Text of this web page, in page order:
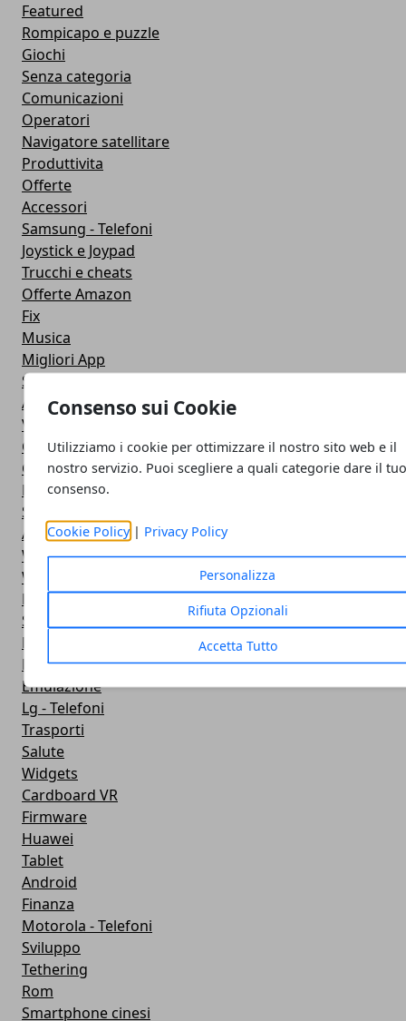
Consenso sui Cookie
Utilizziamo i cookie per ottimizzare il nostro sito web e il
nostro servizio. Puoi scegliere a quali categorie dare il
consenso.
Cookie Policy | Privacy Policy
Personalizza
Rifiuta Opzionali
Accetta Tutto
Featured
Rompicapo e puzzle
Giochi
Senza categoria
Comunicazioni
Operatori
Navigatore satellitare
Produttivita
Offerte
Accessori
Samsung - Telefoni
Joystick e Joypad
Trucchi e cheats
Offerte Amazon
Fix
Musica
Migliori App
Stati Whatsapp
Applicazioni
Viaggi
Galaxy Note 5
Google Play
Fotografia
Stile di vita
Antivirus
Widget Orologio
Widget Meteo
Ricezione WiFi
Sport
Meteo
Rooting
Emulazione
Lg - Telefoni
Trasporti
Salute
Widgets
Cardboard VR
Firmware
Huawei
Tablet
Android
Finanza
Motorola - Telefoni
Sviluppo
Tethering
Rom
Smartphone cinesi